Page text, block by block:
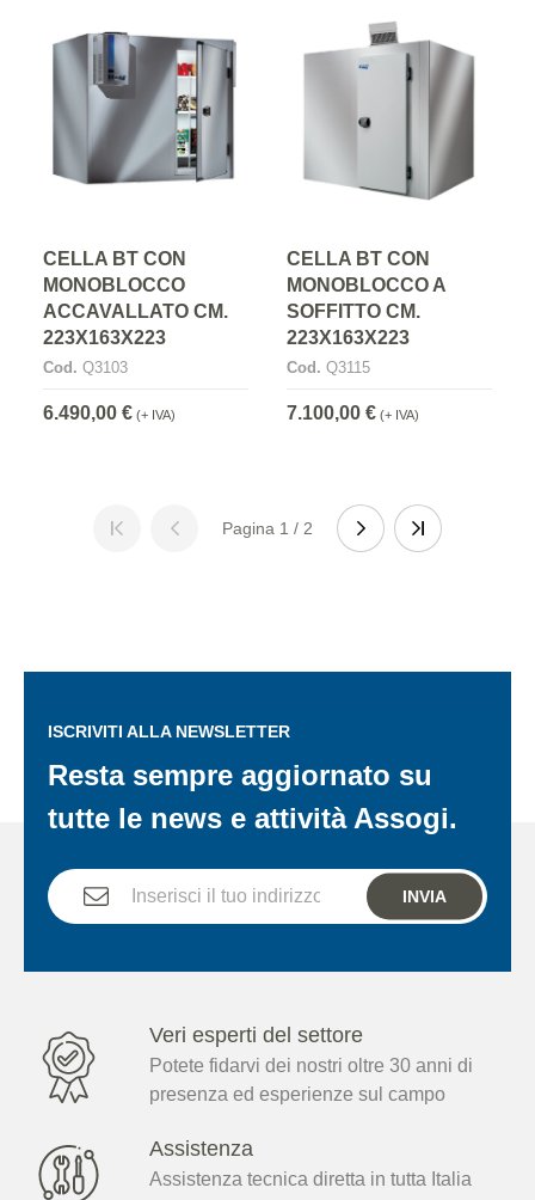
CELLA BT CON
MONOBLOCCO
ACCAVALLATO CM.
223X163X223
Cod. Q3103
6.490,00 € (+ IVA)
CELLA BT CON
MONOBLOCCO A
SOFFITTO CM.
223X163X223
Cod. Q3115
7.100,00 € (+ IVA)
Pagina 1 / 2
ISCRIVITI ALLA NEWSLETTER
Resta sempre aggiornato su
tutte le news e attività Assogi.
INVIA
Veri esperti del settore
Potete fidarvi dei nostri oltre 30 anni di
presenza ed esperienze sul campo
Assistenza
Assistenza tecnica diretta in tutta Italia